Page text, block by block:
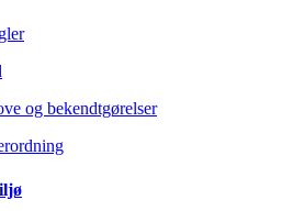
og bekendtgørelser